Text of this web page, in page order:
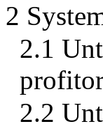
2
2.1
2.2